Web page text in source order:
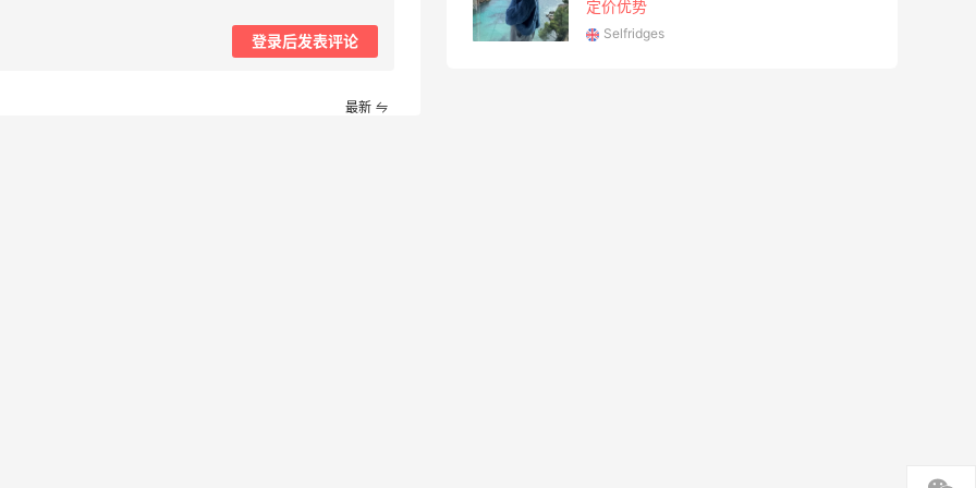
登录后发表评论
最新
定价优势
Selfridges